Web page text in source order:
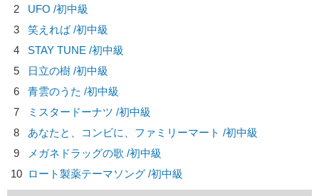
2
UFO /初中級
3
笑えれば /初中級
4
STAY TUNE /初中級
5
日立の樹 /初中級
6
青雲のうた /初中級
7
ミスタードーナツ /初中級
8
あなたと、コンビに、ファミリーマート /初中級
9
メガネドラッグの歌 /初中級
10 ロート製薬テーマソング /初中級